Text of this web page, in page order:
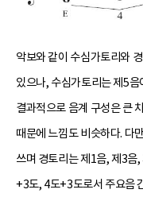
악보와 같이 수심가토리와
있으나, 수심가토리는 제5
결과적으로 음계 구성은 큰
때문에 느낌도 비슷하다. 다
쓰며 경토리는 제1음, 제3음
+3도, 4도+3도로서 주요음